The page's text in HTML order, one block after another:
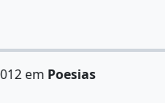
em Poesias